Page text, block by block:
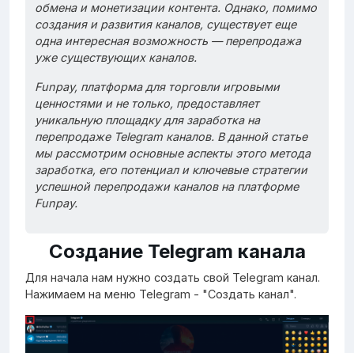
обмена и монетизации контента. Однако, помимо
создания и развития каналов, существует еще
одна интересная возможность — перепродажа
уже существующих каналов.
Funpay, платформа для торговли игровыми
ценностями и не только, предоставляет
уникальную площадку для заработка на
перепродаже Telegram каналов. В данной статье
мы рассмотрим основные аспекты этого метода
заработка, его потенциал и ключевые стратегии
успешной перепродажи каналов на платформе
Funpay.
Создание Telegram канала
Для начала нам нужно создать свой Telegram канал.
Нажимаем на меню Telegram - "Создать канал".